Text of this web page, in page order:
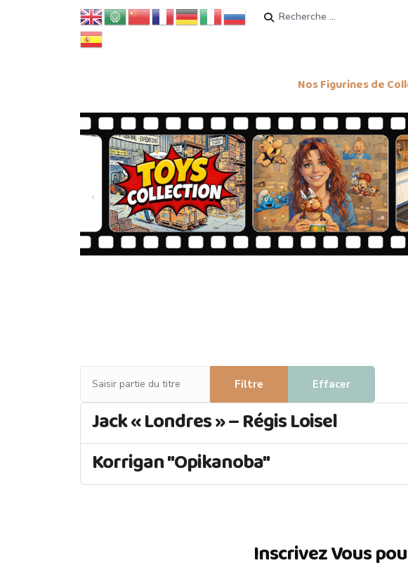
Rechercher
Nos Figurines de
Filtre Effacer
Jack « Londres » – Régis Loisel
Korrigan ''Opikanoba''
Inscrivez Vous